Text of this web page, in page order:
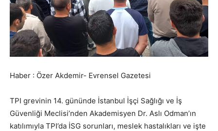
Haber : Özer Akdemir- Evrensel Gazetesi
TPI grevinin 14. gününde İstanbul İşçi Sağlığı ve İş
Güvenliği Meclisi’nden Akademisyen Dr. Aslı Odman’ın
katılımıyla TPI’da İSG sorunları, meslek hastalıkları ve işte